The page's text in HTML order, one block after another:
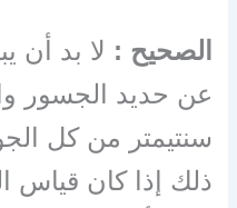
الصحيح : لا بد أن
سنتيمتر من كل